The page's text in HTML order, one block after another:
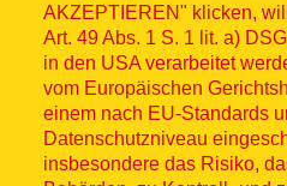
AKZEPTIEREN" klicken,
Art. 49 Abs. 1 S. 1 lit. a)
in den USA verarbeitet
vom Europäischen
einem nach EU-Standards
Datenschutzniveau
insbesondere das Risiko,
Datenschutz
Kontakt
Hinweisgebersystem